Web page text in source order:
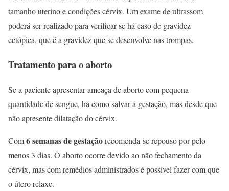
tamanho uterino e condições cérvix. Um exame de ultrassom
poderá ser realizado para verificar se há caso de gravidez
ectópica, que é a gravidez que se desenvolve nas trompas.
Tratamento para o aborto
Se a paciente apresentar ameaça de aborto com pequena
quantidade de sengue, ha como salvar a gestação, mas desde que
não apresente dilatação do cérvix.
Com6 semanas de gestaçãorecomenda-se repouso por pelo
menos 3 dias. O aborto ocorre devido ao não fechamento da
cérvix, mas com remédios administrados é possível fazer com que
o útero relaxe.